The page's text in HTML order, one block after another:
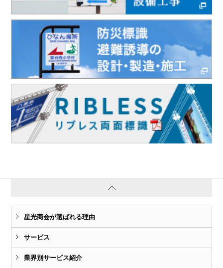
星光商会が選ばれる理由
サービス
業界別サービス紹介